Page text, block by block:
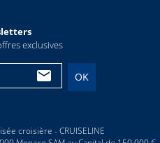
exclusives
OK
croisière - CRUISELINE